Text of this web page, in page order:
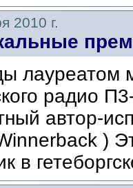
2010 г.
лауреатом
радио
автор-
)
в